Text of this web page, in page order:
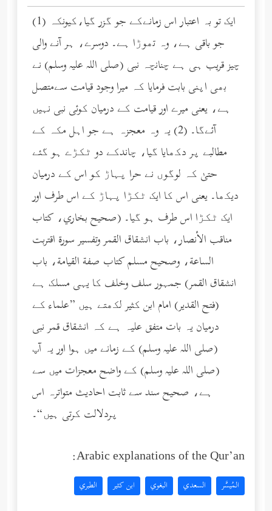
(1) ایک تو بہ اعتبار اس زمانےکے جو گزر گیا،کیونکہ
جو باقی ہے، وہ تھوڑا ہے۔ دوسرے، ہر آنے والی
چیز قریب ہی ہے چنانچہ نبی (صلى الله عليه وسلم) نے
بھی اپنی بابت فرمایا کہ میرا وجود قیامت سےمتصل
ہے، یعنی میرے اور قیامت کے درمیان کوئی نبی نہیں
آئےگا۔ (2) یہ وہ معجزہ ہے جو اہل مکہ کے
مطالبے پر دکھایا گیا، چاندکے دو ٹکڑے ہو گئے
حتیٰ کہ لوگوں نے حرا پہاڑ کو اس کے درمیان
دیکھا۔ یعنی اس کا ایک ٹکڑا پہاڑ کے اس طرف اور
ایک ٹکڑا اس طرف ہو گیا۔ (صحيح بخاري، كتاب
مناقب الأنصار، باب انشقاق القمر وتفسير سورة اقتربت
الساعة، وصحيح مسلم كتاب صفة القيامة، باب
انشقاق القمر) جمہور سلف وخلف کا یہی مسلک ہے
(فتح القدیر) امام ابن کثیر لکھتے ہیں ”علماء کے
درمیان یہ بات متفق علیہ ہے کہ انشقاق قمر نبی
(صلى الله عليه وسلم) کے زمانے میں ہوا اور یہ آپ
(صلى الله عليه وسلم) کے واضح معجزات میں سے
ہے، صحیح سند سے ثابت احادیث متواترہ اس
پردلالت کرتی ہیں“۔
Arabic explanations of the Qur’an:
المُيسَّر السعدي البغوي ابن كثير الطبري